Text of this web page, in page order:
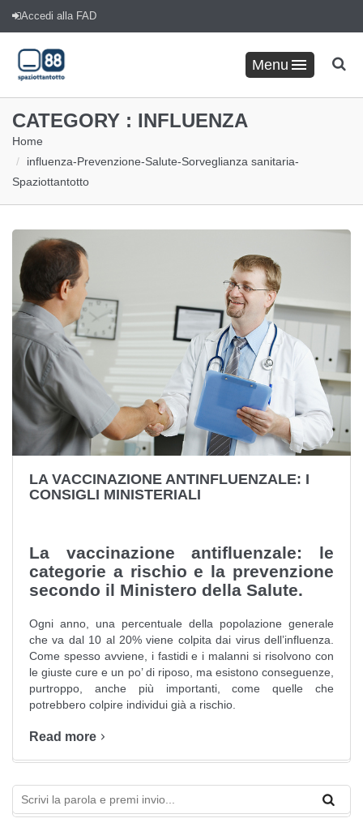
Accedi alla FAD
Menu
CATEGORY : INFLUENZA
Home
influenza-Prevenzione-Salute-Sorveglianza sanitaria-
Spaziottantotto
LA VACCINAZIONE ANTINFLUENZALE: I
CONSIGLI MINISTERIALI
La vaccinazione antifluenzale: le
categorie a rischio e la prevenzione
secondo il Ministero della Salute.
Ogni anno, una percentuale della popolazione generale
che va dal 10 al 20% viene colpita dai virus dell’influenza.
Come spesso avviene, i fastidi e i malanni si risolvono con
le giuste cure e un po’ di riposo, ma esistono conseguenze,
purtroppo, anche più importanti, come quelle che
potrebbero colpire individui già a rischio.
Read more